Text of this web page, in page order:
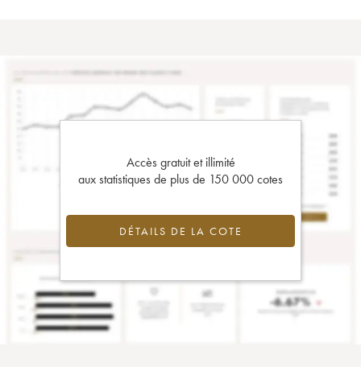
Accès gratuit et illimité
aux statistiques de plus de 150 000 cotes
DÉTAILS DE LA COTE